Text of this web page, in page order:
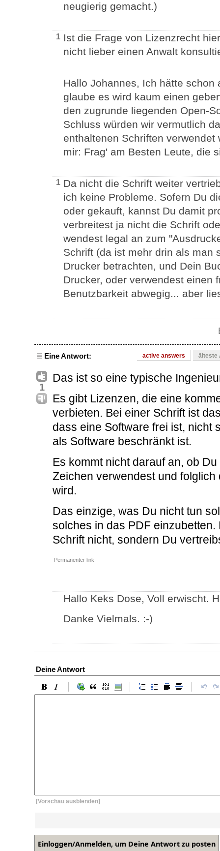
neugierig gemacht.)
1 Ist die Frage von Lizenzrecht
nicht lieber einen Anwalt
Hallo Johannes, Ich hätte schon
glaube es wird kaum einen
den zugrunde liegenden Open-
Schluss würden wir vermutlich
enthaltenen Schriften
mir: Frag' am Besten Leute, die
1 Da nicht die Schrift weiter
ich keine Probleme. Sofern Du
oder gekauft, kannst Du damit
verbreitest ja nicht die Schrift
wendest legal an zum
Schrift (da ist mehr drin als man
Drucker betrachten, und Dein
Drucker, oder verwendest einen
Benutzbarkeit abwegig... aber
Eine Antwort: active answers älteste
1
Das ist so eine typische
Es gibt Lizenzen, die eine
verbieten. Bei einer Schrift ist
dass eine Software frei ist, nicht
als Software beschränkt ist.
Es kommt nicht darauf an, ob
Zeichen verwendest und
wird.
Das einzige, was Du nicht tun
solches in das PDF
Schrift nicht, sondern Du
Permanenter link
Hallo Keks Dose, Voll erwischt.
Danke Vielmals. :-)
Deine Antwort
[Vorschau ausblenden]